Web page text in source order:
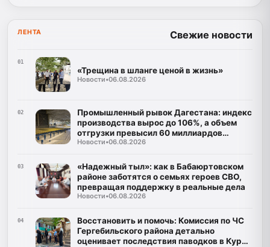
ЛЕНТА Свежие новости
01
«Трещина в шланге ценой в жизнь»
Новости•06.08.2026
02
Промышленный рывок Дагестана: индекс
производства вырос до 106%, а объем
отгрузки превысил 60 миллиардов
рублей
Новости•06.08.2026
03
«Надежный тыл»: как в Бабаюртовском
районе заботятся о семьях героев СВО,
превращая поддержку в реальные дела
Новости•06.08.2026
04
Восстановить и помочь: Комиссия по ЧС
Гергебильского района детально
оценивает последствия паводков в Курми